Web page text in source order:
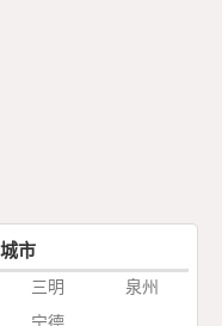
市
三明
泉州
宁德